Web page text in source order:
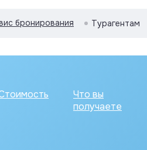
бронирования Турагентам
Что вы
получаете